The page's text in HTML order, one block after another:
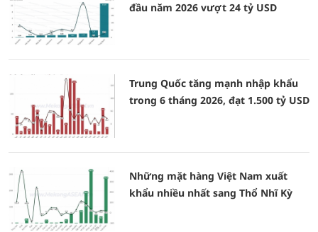
đầu năm 2026 vượt 24 tỷ USD
Trung Quốc tăng mạnh nhập khẩu
trong 6 tháng 2026, đạt 1.500 tỷ USD
Những mặt hàng Việt Nam xuất
khẩu nhiều nhất sang Thổ Nhĩ Kỳ